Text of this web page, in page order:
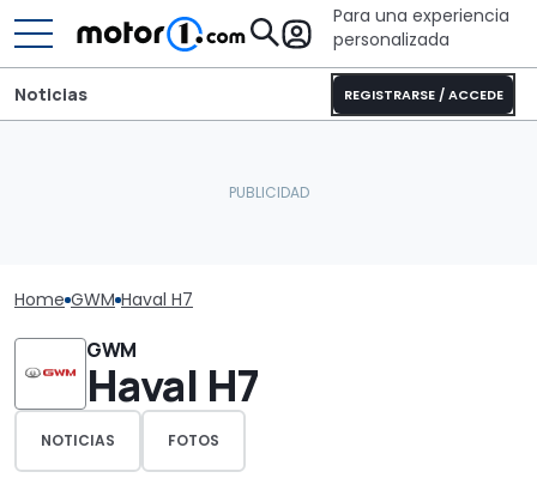
Para una experiencia
personalizada
REGISTRARSE / ACCEDE
Noticias
Home GWM Haval H7
GWM
Haval H7
NOTICIAS FOTOS